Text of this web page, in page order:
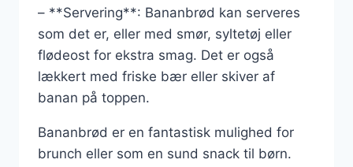
– **Servering**: Bananbrød kan serveres
som det er, eller med smør, syltetøj eller
flødeost for ekstra smag. Det er også
lækkert med friske bær eller skiver af
banan på toppen.
Bananbrød er en fantastisk mulighed for
brunch eller som en sund snack til børn.